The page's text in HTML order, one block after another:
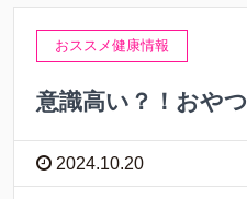
おススメ健康情報
意識高い？！おやつ
2024.10.20